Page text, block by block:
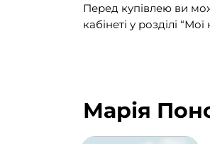
Перед купівлею ви
кабінеті у розділі “Мої
Марія